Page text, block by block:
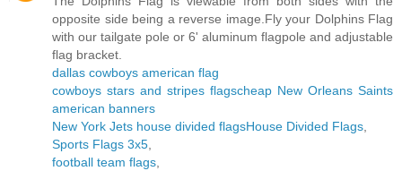
opposite side being a reverse image.Fly your Dolphins Flag
with our tailgate pole or 6' aluminum flagpole and adjustable
flag bracket.
dallas cowboys american flag
cowboys stars and stripes flagscheap New Orleans Saints
american banners
New York Jets house divided flagsHouse Divided Flags
Sports Flags 3x5
football team flags